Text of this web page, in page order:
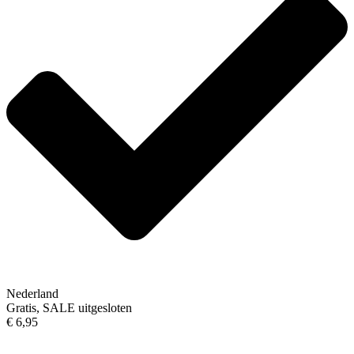
Nederland
Gratis, SALE uitgesloten
€ 6,95